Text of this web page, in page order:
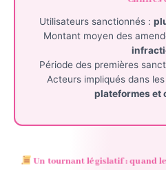
Utilisateurs sanctionnés :
Montant moyen des
Période des premières
Acteurs impliqués dans
plateformes et
Un tournant législatif : quand